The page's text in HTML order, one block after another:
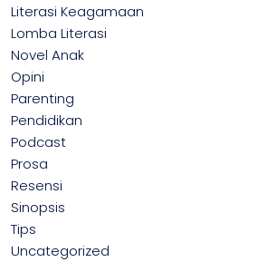
Literasi Keagamaan
Lomba Literasi
Novel Anak
Opini
Parenting
Pendidikan
Podcast
Prosa
Resensi
Sinopsis
Tips
Uncategorized